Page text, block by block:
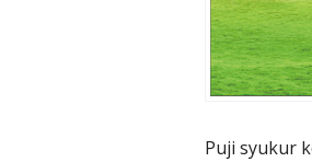
Puji syukur